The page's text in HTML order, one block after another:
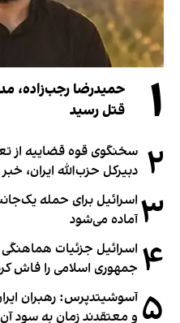
۱
حمیدرضا رجب‌زاده،
قتل رسید
۲ سخنگوی قوه قضاییه از
دبیر‌کل حزب‌الله ایران، خبر
۳ اسرائیل برای حمله
آماده می‌شود
۴ اسرائیل جزئیات هماهنگی
جمهوری اسلامی را فاش
۵ آسوشیتدپرس: رهبران
و معتقدند زمان به سود